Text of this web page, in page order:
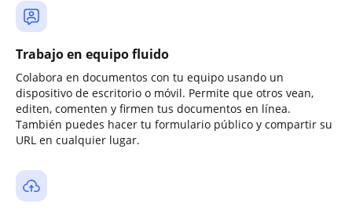
Trabajo en equipo fluido
Colabora en documentos con tu equipo usando un
dispositivo de escritorio o móvil. Permite que otros vean,
editen, comenten y firmen tus documentos en línea.
También puedes hacer tu formulario público y compartir su
URL en cualquier lugar.